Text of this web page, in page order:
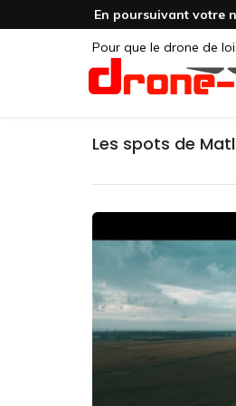
En poursuivant votre
Pour que le drone de
Les spots de